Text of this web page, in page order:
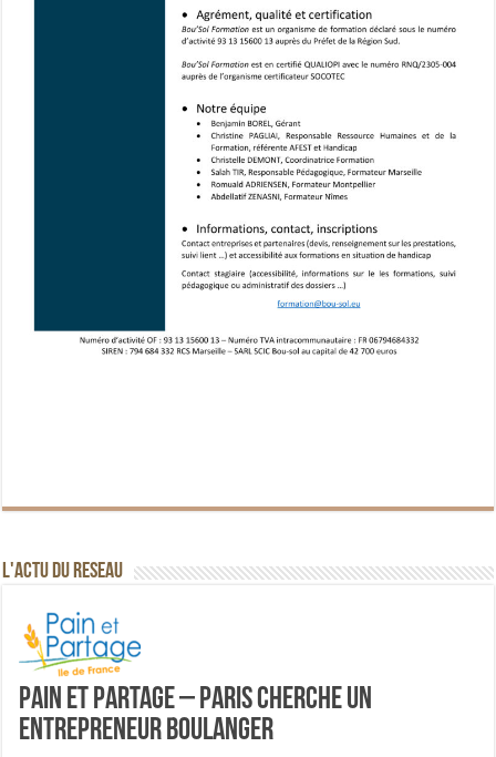
L'ACTU DU RESEAU
Pain et Partage – Paris cherche un
entrepreneur boulanger